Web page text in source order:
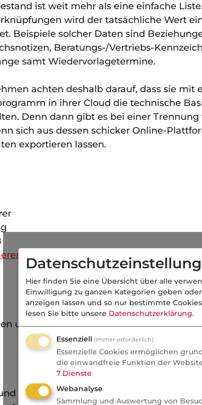
ist weit mehr als eine einfache
wird der tatsächliche Wert
Beispiele solcher Daten sind
Beratungs-/Vertriebs-
samt Wiedervorlagetermine.
achten deshalb darauf, dass sie mit
in ihrer Cloud die technische
Denn dann gibt es bei einer Trennung
sich aus dessen schicker Online-
exportieren lassen.
gruppe.de
unterwww.vfm.de
selbständiger Versicherungsmakler
Hier finden Sie eine Übersicht über alle
Einwilligung zu ganzen Kategorien geben
anzeigen lassen und so nur bestimmte
lesen Sie bitte unsere Datenschutzerklärung.
Essenziell (immer erforderlich)
Essenzielle Cookies ermöglichen
die einwandfreie Funktion der
7 Dienste
Webanalyse
Sammlung und Auswertung von